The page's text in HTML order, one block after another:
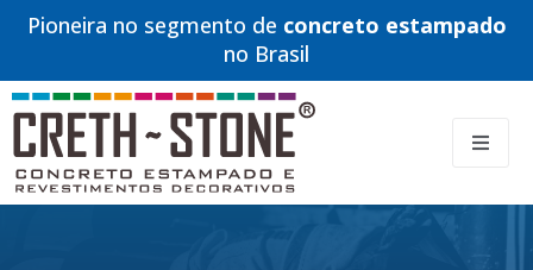
Pioneira no segmento de concreto estampado
no Brasil